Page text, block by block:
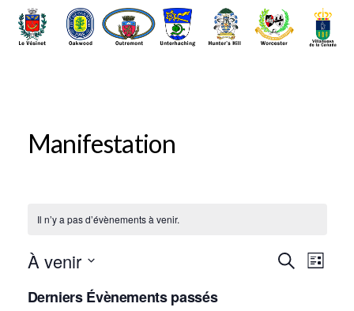
Manifestation
Il n’y a pas d’évènements à venir.
R
Recherche
N
Liste
À venir
UNE
Derniers Évènements passés